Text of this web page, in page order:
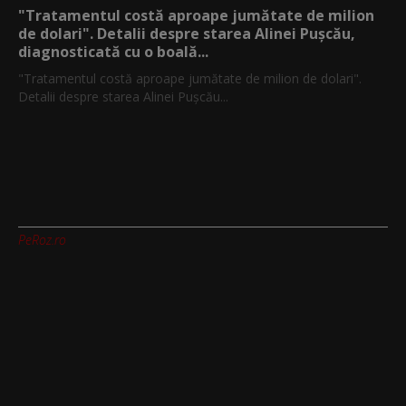
"Tratamentul costă aproape jumătate de milion
de dolari". Detalii despre starea Alinei Pușcău,
diagnosticată cu o boală...
"Tratamentul costă aproape jumătate de milion de dolari".
Detalii despre starea Alinei Pușcău...
PeRoz.ro